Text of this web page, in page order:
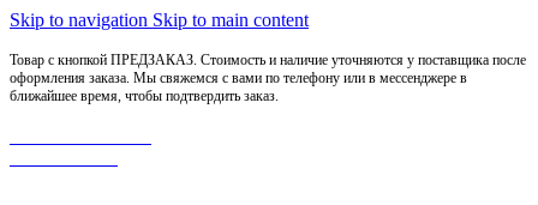
Skip to navigation Skip to main content
Товар с кнопкой ПРЕДЗАКАЗ. Стоимость и наличие уточняются у поставщика после
оформления заказа. Мы свяжемся с вами по телефону или в мессенджере в
ближайшее время, чтобы подтвердить заказ.